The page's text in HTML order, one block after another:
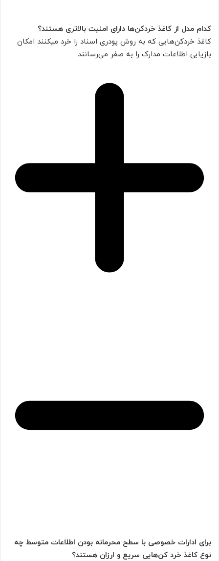
کدام مدل از کاغذ خردکن‌ها دارای امنیت بالاتری هستند؟
کاغذ خردکن‌هایی که به روش پودری اسناد را خرد میکنند امکان
بازیابی اطلاعات مدارک را به صفر می‌رسانند.
برای ادارات خصوصی با سطح محرمانه بودن اطلاعات متوسط چه
نوع کاغذ خرد کن‌هایی سریع و ارزان هستند؟